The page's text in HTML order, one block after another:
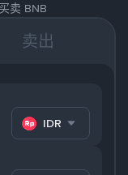
卖 BNB
卖出
IDR